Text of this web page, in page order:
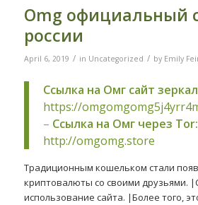
Omg официальный
россии
April 6, 2019 / in Uncategorized / by Emily
Ссылка на Омг сайт
https://
– Ссылка на Омг через Tor:
http://omgomg.store
Традиционным кошельком стали
криптовалюты со своими друзьями.
использование сайта. |Более того,